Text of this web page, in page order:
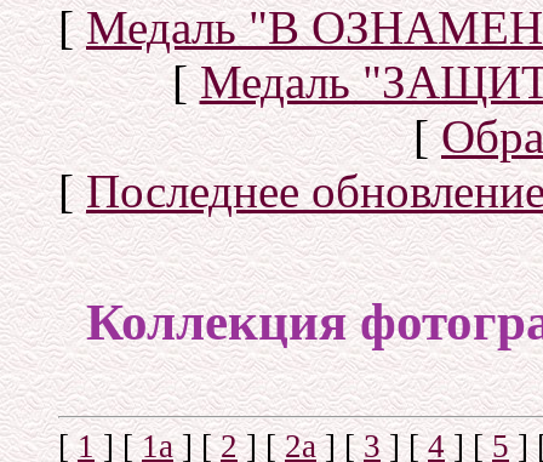
[Медаль "В
[Медаль
[
[Последнее
Коллекция
[1] [1а] [2] [2а] [3] [4] [5]